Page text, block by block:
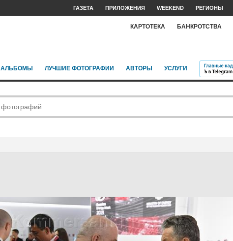
ГАЗЕТА ПРИЛОЖЕНИЯ WEEKEND РЕГИОНЫ
КАРТОТЕКА БАНКРОТСТВА
АЛЬБОМЫ ЛУЧШИЕ ФОТОГРАФИИ АВТОРЫ УСЛУГИ